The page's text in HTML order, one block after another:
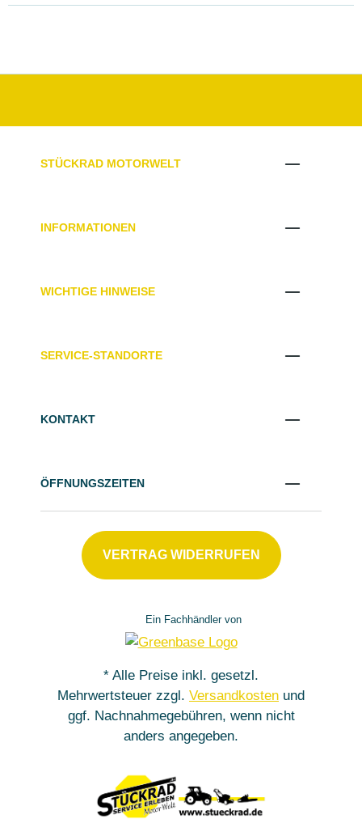
STÜCKRAD MOTORWELT
INFORMATIONEN
WICHTIGE HINWEISE
SERVICE-STANDORTE
KONTAKT
ÖFFNUNGSZEITEN
VERTRAG WIDERRUFEN
Ein Fachhändler von
* Alle Preise inkl. gesetzl.
Mehrwertsteuer zzgl. Versandkosten und
ggf. Nachnahmegebühren, wenn nicht
anders angegeben.